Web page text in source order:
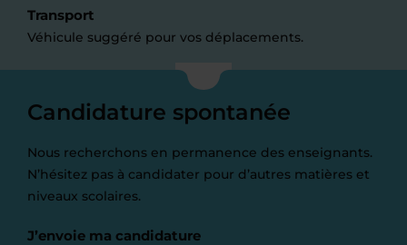
Transport
Véhicule suggéré pour vos déplacements.
Candidature spontanée
Nous recherchons en permanence des enseignants.
N’hésitez pas à candidater pour d’autres matières et
niveaux scolaires.
J’envoie ma candidature